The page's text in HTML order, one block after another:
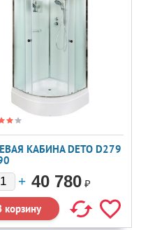
КАБИНА DETO D279
40 780 ₽